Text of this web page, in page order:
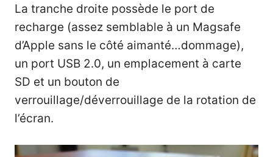
La tranche droite possède le port de
recharge (assez semblable à un Magsafe
d’Apple sans le côté aimanté…dommage),
un port USB 2.0, un emplacement à carte
SD et un bouton de
verrouillage/déverrouillage de la rotation de
l’écran.